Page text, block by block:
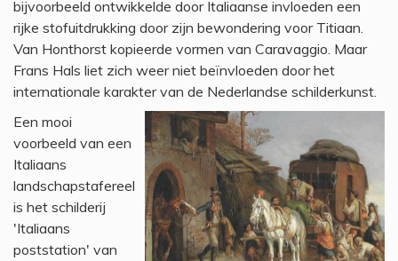
bijvoorbeeld ontwikkelde door Italiaanse invloeden een
rijke stofuitdrukking door zijn bewondering voor Titiaan.
Van Honthorst kopieerde vormen van Caravaggio. Maar
Frans Hals liet zich weer niet beïnvloeden door het
internationale karakter van de Nederlandse schilderkunst.
Een mooi
voorbeeld van een
Italiaans
landschapstafereel
is het schilderij
'Italiaans
poststation' van